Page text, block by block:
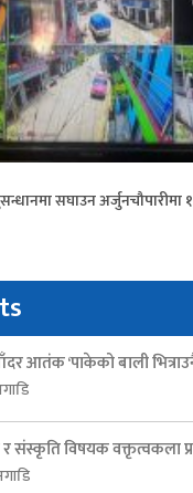
सघाउन अर्जुनचौपारीमा
आतंक ‘पाकेको बाली
र संस्कृति विषयक वक्तृत्वकला